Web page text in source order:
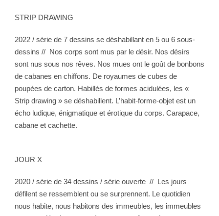
STRIP DRAWING
2022 / série de 7 dessins se déshabillant en 5 ou 6 sous-
dessins // Nos corps sont mus par le désir. Nos désirs
sont nus sous nos rêves. Nos mues ont le goût de bonbons
de cabanes en chiffons. De royaumes de cubes de
poupées de carton. Habillés de formes acidulées, les «
Strip drawing » se déshabillent. L’habit-forme-objet est un
écho ludique, énigmatique et érotique du corps. Carapace,
cabane et cachette.
JOUR X
2020 / série de 34 dessins / série ouverte // Les jours
défilent se ressemblent ou se surprennent. Le quotidien
nous habite, nous habitons des immeubles, les immeubles